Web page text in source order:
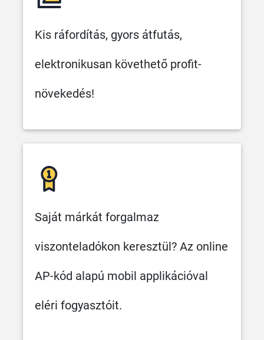
Kis ráfordítás, gyors átfutás,
elektronikusan követhető profit-
növekedés!
Saját márkát forgalmaz
viszonteladókon keresztül? Az online
AP-kód alapú mobil applikációval
eléri fogyasztóit.